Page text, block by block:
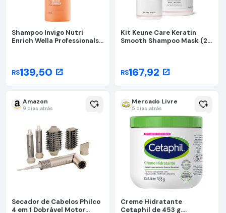
Shampoo Invigo Nutri
Enrich Wella Professionals
R$139,50 open_in_new
Kit Keune Care Keratin
Smooth Shampoo Mask (2
R$167,92 open_in_new
Amazon
9 dias atrás heart_plus
Secador de Cabelos Philco
4 em 1 Dobrável Motor
Mercado Livre
5 dias atrás heart_plus
Creme Hidratante
Cetaphil de 453 g.